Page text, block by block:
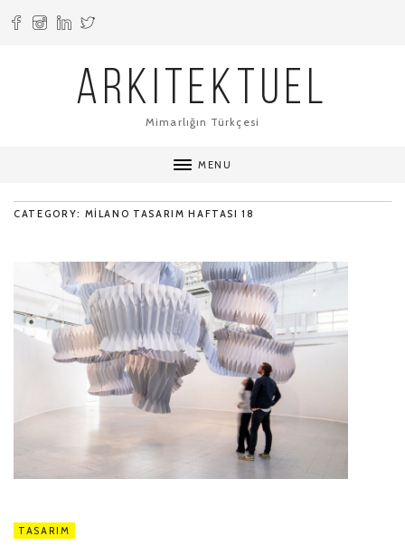
ARKITEKTUEL
Mimarlığın Türkçesi
MENU
CATEGORY: MILANO TASARIM HAFTASI 18
TASARIM